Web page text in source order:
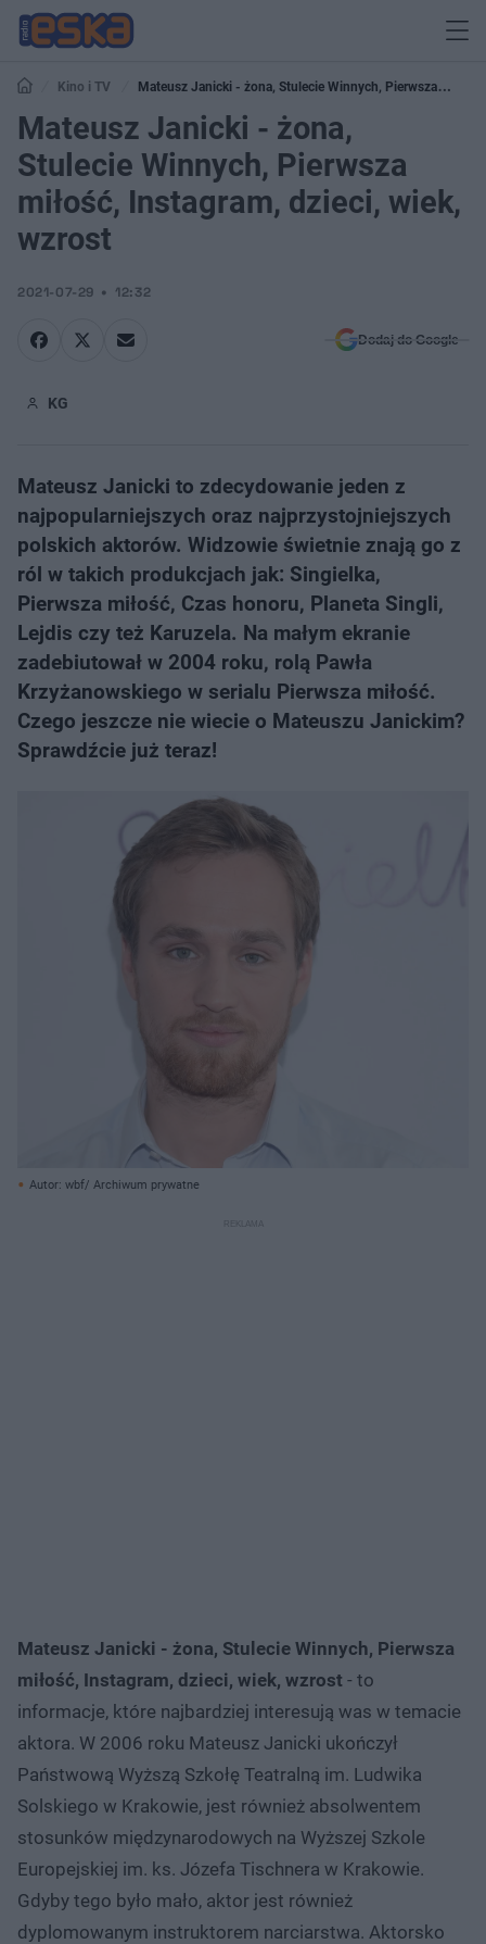
Kino i TV
Mateusz Janicki - żona, Stulecie Winnych, Pierwsza
miłość, Instagram, dzieci, wiek, wzrost
Mateusz Janicki - żona,
Stulecie Winnych, Pierwsza
miłość, Instagram, dzieci, wiek,
wzrost
2021-07-29 12:32
Dodaj do Google
KG
Mateusz Janicki to zdecydowanie jeden z
najpopularniejszych oraz najprzystojniejszych
polskich aktorów. Widzowie świetnie znają go z
ról w takich produkcjach jak: Singielka,
Pierwsza miłość, Czas honoru, Planeta Singli,
Lejdis czy też Karuzela. Na małym ekranie
zadebiutował w 2004 roku, rolą Pawła
Krzyżanowskiego w serialu Pierwsza miłość.
Czego jeszcze nie wiecie o Mateuszu Janickim?
Sprawdźcie już teraz!
Autor: wbf/ Archiwum prywatne
Mateusz Janicki - żona, Stulecie Winnych, Pierwsza
miłość, Instagram, dzieci, wiek, wzrost - to
informacje, które najbardziej interesują was w temacie
aktora. W 2006 roku Mateusz Janicki ukończył
Państwową Wyższą Szkołę Teatralną im. Ludwika
Solskiego w Krakowie, jest również absolwentem
stosunków międzynarodowych na Wyższej Szkole
Europejskiej im. ks. Józefa Tischnera w Krakowie.
Gdyby tego było mało, aktor jest również
dyplomowanym instruktorem narciarstwa. Aktorsko